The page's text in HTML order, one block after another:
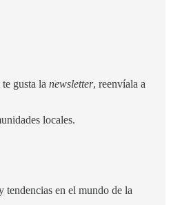
gusta la newsletter, reenvíala a
locales.
tendencias en el mundo de la